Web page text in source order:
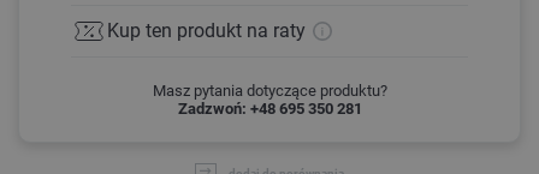
Kup ten produkt na raty
Masz pytania dotyczące produktu?
Zadzwoń: +48 695 350 281